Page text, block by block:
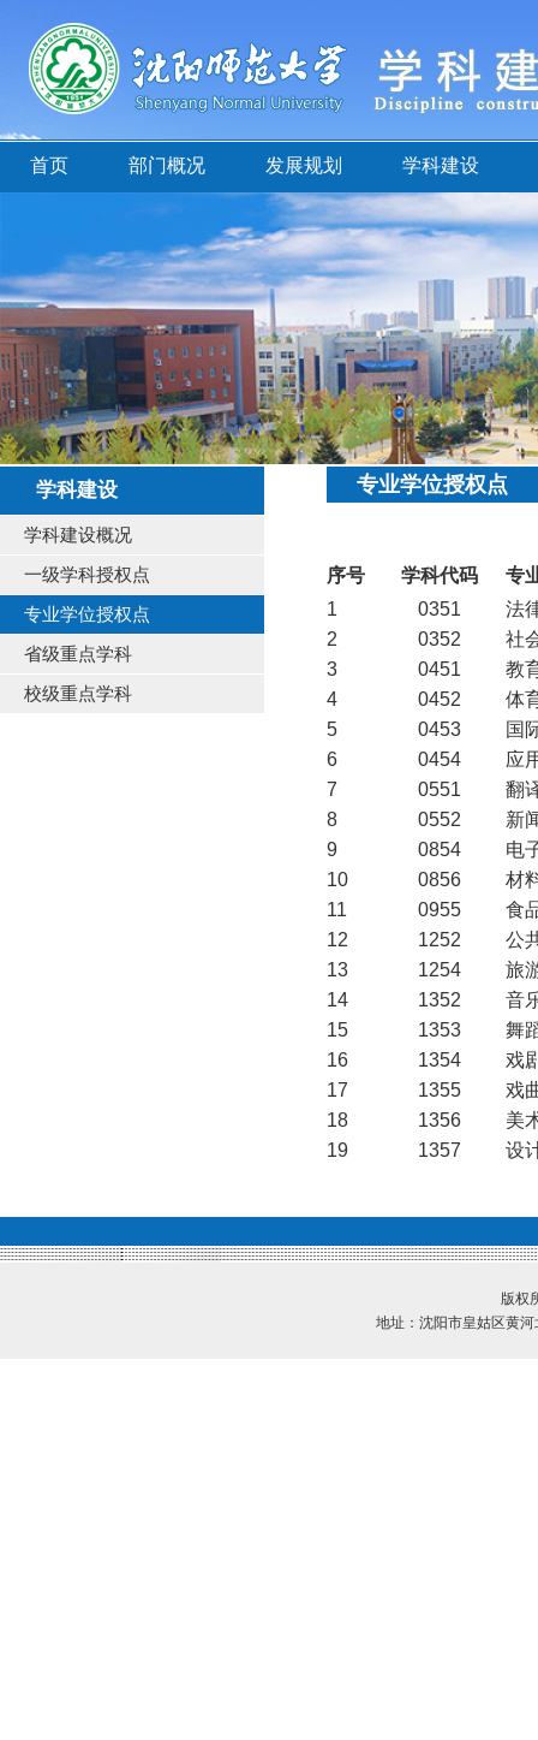
首页 部门概况 发展规划 学科建设
学科建设
学科建设概况
一级学科授权点
专业学位授权点
省级重点学科
校级重点学科
专业学位授权点
序号 学科代码
专
1
0351
法
2
0352
社
3
0451
教
4
0452
体
5
0453
国
6
0454
应
7
0551
翻
8
0552
新
9
0854
电
10
0856
材
11
0955
食
12
1252
公
13
1254
旅
14
1352
音
15
1353
舞
16
1354
戏
17
1355
戏
18
1356
美
19
1357 设
版权
地址：沈阳市皇姑区黄